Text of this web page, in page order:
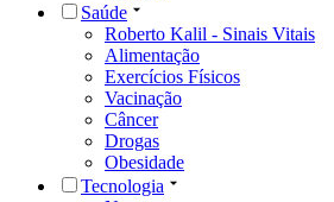
Saúde
Roberto Kalil - Sinais Vitais
Alimentação
Exercícios Físicos
Vacinação
Câncer
Drogas
Obesidade
Tecnologia